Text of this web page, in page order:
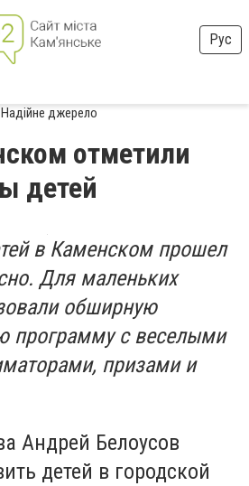
Рус
Надійне джерело
отметили
детей
в Каменском прошел
Для маленьких
обширную
программу с веселыми
призами и
Андрей Белоусов
детей в городской